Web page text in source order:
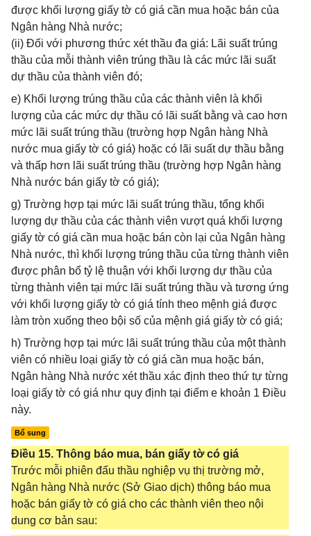
được khối lượng giấy tờ có giá cần mua hoặc bán của
Ngân hàng Nhà nước;
(ii) Đối với phương thức xét thầu đa giá: Lãi suất trúng
thầu của mỗi thành viên trúng thầu là các mức lãi suất
dự thầu của thành viên đó;
e) Khối lượng trúng thầu của các thành viên là khối
lượng của các mức dự thầu có lãi suất bằng và cao hơn
mức lãi suất trúng thầu (trường hợp Ngân hàng Nhà
nước mua giấy tờ có giá) hoặc có lãi suất dự thầu bằng
và thấp hơn lãi suất trúng thầu (trường hợp Ngân hàng
Nhà nước bán giấy tờ có giá);
g) Trường hợp tại mức lãi suất trúng thầu, tổng khối
lượng dự thầu của các thành viên vượt quá khối lượng
giấy tờ có giá cần mua hoặc bán còn lại của Ngân hàng
Nhà nước, thì khối lượng trúng thầu của từng thành viên
được phân bổ tỷ lệ thuận với khối lượng dự thầu của
từng thành viên tại mức lãi suất trúng thầu và tương ứng
với khối lượng giấy tờ có giá tính theo mệnh giá được
làm tròn xuống theo bội số của mệnh giá giấy tờ có giá;
h) Trường hợp tại mức lãi suất trúng thầu của một thành
viên có nhiều loại giấy tờ có giá cần mua hoặc bán,
Ngân hàng Nhà nước xét thầu xác định theo thứ tự từng
loại giấy tờ có giá như quy định tại điểm e khoản 1 Điều
này.
Bổ sung
Điều 15. Thông báo mua, bán giấy tờ có giá
Trước mỗi phiên đấu thầu nghiệp vụ thị trường mở,
Ngân hàng Nhà nước (Sở Giao dịch) thông báo mua
hoặc bán giấy tờ có giá cho các thành viên theo nội
dung cơ bản sau: